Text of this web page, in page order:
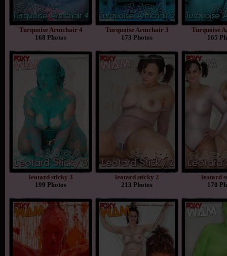
Turquoise Armchair 4
168 Photos
Turquoise Armchair 3
173 Photos
Turquoise
165
leotard sticky 3
199 Photos
leotard sticky 2
213 Photos
leotard
170